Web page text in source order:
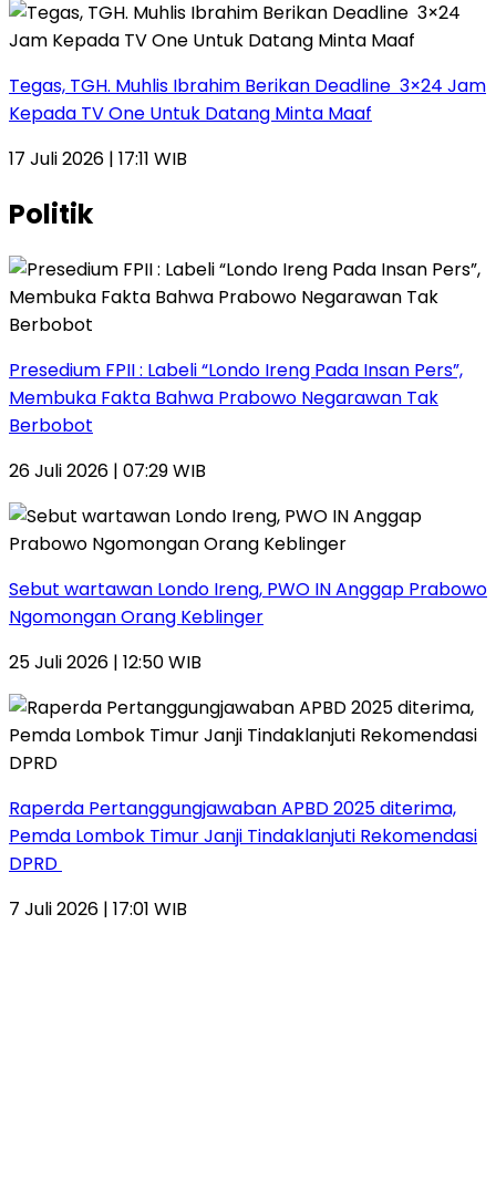
Tegas, TGH. Muhlis Ibrahim Berikan Deadline 3×24 Jam
Kepada TV One Untuk Datang Minta Maaf
17 Juli 2026 | 17:11 WIB
Politik
Presedium FPII : Labeli “Londo Ireng Pada Insan Pers”,
Membuka Fakta Bahwa Prabowo Negarawan Tak
Berbobot
26 Juli 2026 | 07:29 WIB
Sebut wartawan Londo Ireng, PWO IN Anggap Prabowo
Ngomongan Orang Keblinger
25 Juli 2026 | 12:50 WIB
Raperda Pertanggungjawaban APBD 2025 diterima,
Pemda Lombok Timur Janji Tindaklanjuti Rekomendasi
DPRD
7 Juli 2026 | 17:01 WIB